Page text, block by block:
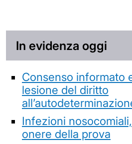
In evidenza oggi
Consenso informato
lesione del diritto
Infezioni
onere della prova